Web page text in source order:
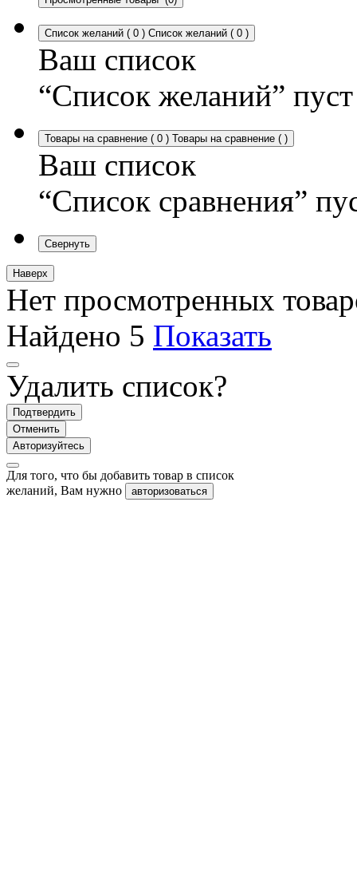
Список желаний ( 0 ) Список желаний ( 0 )
Ваш список
“Список желаний” пуст
Товары на сравнение ( 0 ) Товары на сравнение ( )
Ваш список
“Список сравнения”
Свернуть
Наверх
Нет просмотренных
Найдено 5 Показать
Удалить список?
Подтвердить
Отменить
Авторизуйтесь
Для того, что бы добавить товар в список
желаний, Вам нужно
авторизоваться